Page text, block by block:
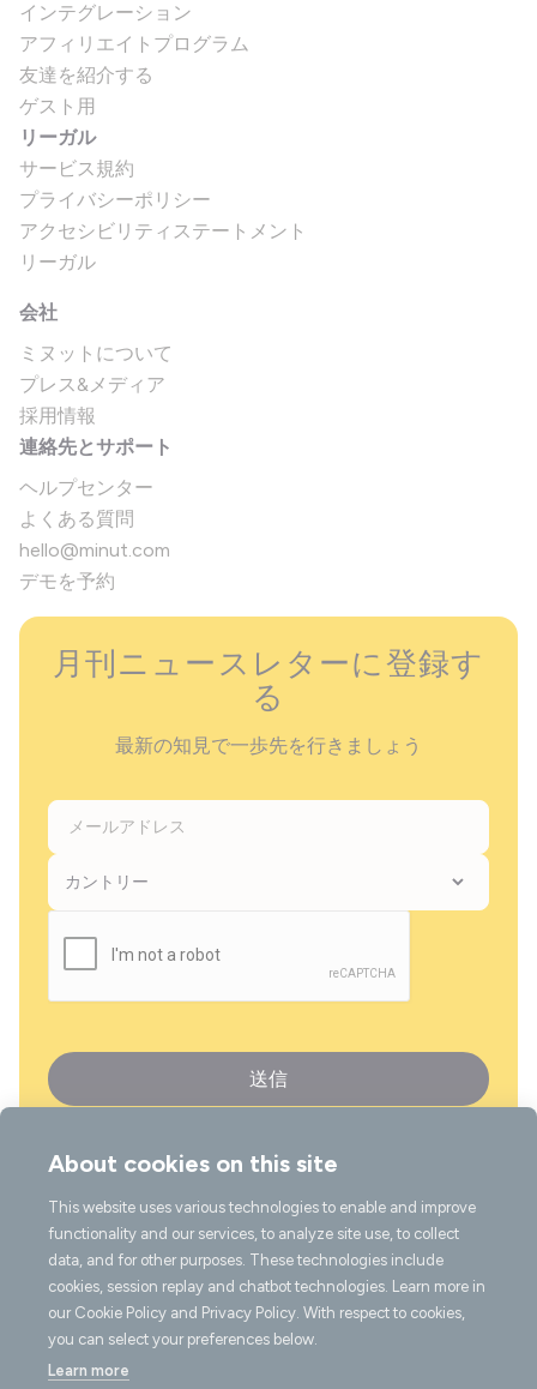
インテグレーション
アフィリエイトプログラム
友達を紹介する
ゲスト用
リーガル
サービス規約
プライバシーポリシー
アクセシビリティステートメント
リーガル
会社
ミヌットについて
プレス&メディア
採用情報
連絡先とサポート
ヘルプセンター
よくある質問
hello@minut.com
デモを予約
月刊ニュースレターに登録す
る
最新の知見で一歩先を行きましょう
言語
About cookies on this site
This website uses various technologies to enable and improve
functionality and our services, to analyze site use, to collect
data, and for other purposes. These technologies include
cookies, session replay and chatbot technologies. Learn more in
our Cookie Policy and Privacy Policy. With respect to cookies,
you can select your preferences below.
Learn more